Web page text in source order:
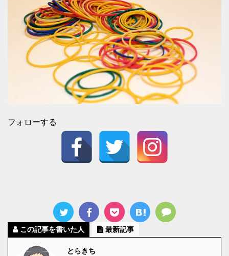
フォローする
この記事を書いた人 最新記事
とらきち